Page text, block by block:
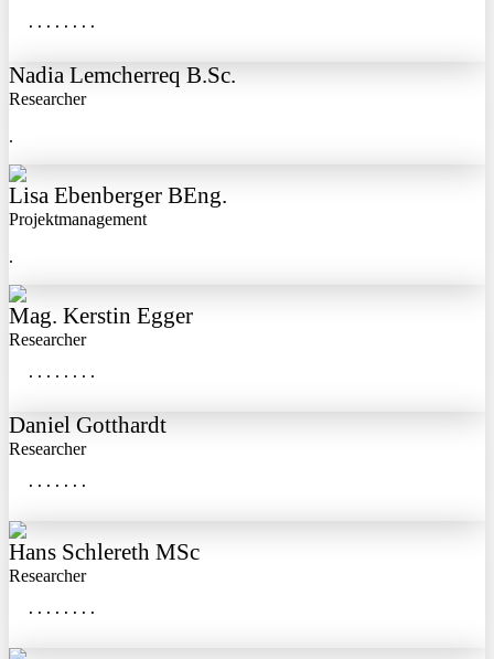
........
Nadia Lemcherreq B.Sc.
Researcher
.
Lisa Ebenberger BEng.
Projektmanagement
.
Mag. Kerstin Egger
Researcher
........
Daniel Gotthardt
Researcher
  .......
Hans Schlereth MSc
Researcher
  ........